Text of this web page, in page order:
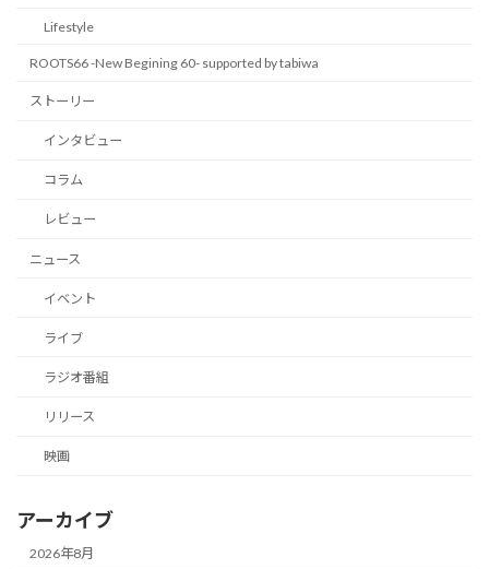
Lifestyle
ROOTS66 -New Begining 60- supported by tabiwa
ストーリー
インタビュー
コラム
レビュー
ニュース
イベント
ライブ
ラジオ番組
リリース
映画
アーカイブ
2026年8月